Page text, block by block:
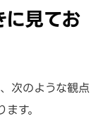
に見てお
次のような観点
す。